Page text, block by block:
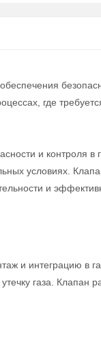
где
и контроля в
условиях.
и
и интеграцию в
газа. Клапан